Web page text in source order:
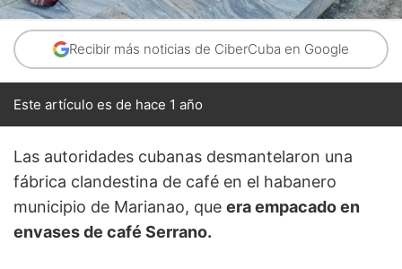
Recibir más noticias de CiberCuba en Google
Este artículo es de hace 1 año
Las autoridades cubanas desmantelaron una
fábrica clandestina de café en el habanero
municipio de Marianao, que era empacado en
envases de café Serrano.